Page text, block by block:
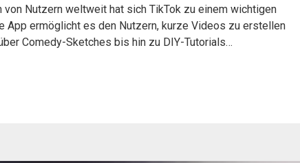
Nutzern weltweit hat sich TikTok zu einem wichtigen
App ermöglicht es den Nutzern, kurze Videos zu erstellen
Comedy-Sketches bis hin zu DIY-Tutorials…